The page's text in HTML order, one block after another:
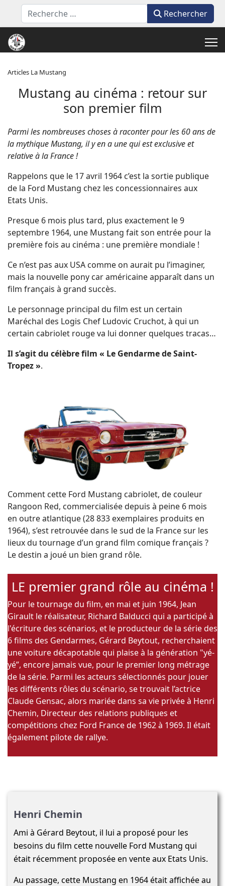
Rechercher Rechercher
Articles La Mustang
Mustang au cinéma : retour sur
son premier film
Parmi les nombreuses choses à raconter pour les 60 ans de
la mythique Mustang, il y en a une qui est exclusive et
relative à la France !
Rappelons que le 17 avril 1964 c’est la sortie publique
de la Ford Mustang chez les concessionnaires aux
Etats Unis.
Presque 6 mois plus tard, plus exactement le 9
septembre 1964, une Mustang fait son entrée pour la
première fois au cinéma : une première mondiale !
Ce n’est pas aux USA comme on aurait pu l’imaginer,
mais la nouvelle pony car américaine apparaît dans un
film français à grand succès.
Le personnage principal du film est un certain
Maréchal des Logis Chef Ludovic Cruchot, à qui un
certain cabriolet rouge va lui donner quelques tracas…
Il s’agit du célèbre film « Le Gendarme de Saint-
Tropez ».
Comment cette Ford Mustang cabriolet, de couleur
Rangoon Red, commercialisée depuis à peine 6 mois
en outre atlantique (28 833 exemplaires produits en
1964), s’est retrouvée dans le sud de la France sur les
lieux du tournage d’un grand film comique français ?
Le destin a joué un bien grand rôle.
LE premier grand rôle au cinéma !
Pour le tournage du film, en mai et juin 1964, Jean
Girault le réalisateur, Richard Balducci qui a participé à
l'écriture des scénarios, et le producteur de la série des
6 films des Gendarmes, Gérard Beytout, recherchaient
une voiture décapotable qui plaise à la génération "yé-
yé”, encore jamais vue, pour le premier long métrage
de la série. Parmi les acteurs sélectionnés pour jouer
les différents rôles du scénario, se trouvait l’actrice
Claude Gensac, alors mariée dans sa vie privée à Henri
Chemin, Directeur des relations publiques et
compétitions chez Ford France de 1962 à 1969. Il était
également pilote de rallye.
Henri Chemin
Ami à Gérard Beytout, il lui a proposé pour les
besoins du film cette nouvelle Ford Mustang qui
était récemment proposée en vente aux Etats Unis.
Au passage, cette Mustang en 1964 était affichée au